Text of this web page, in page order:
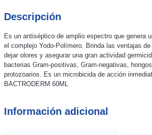
Descripción
Es un antiséptico de amplio espectro que genera
el complejo Yodo-Polímero. Brinda las ventajas
dejar olores y asegurar una gran actividad
bacterias Gram-positivas, Gram-negativas,
protozoarios. Es un microbicida de acción
BACTRODERM 60ML
Información adicional